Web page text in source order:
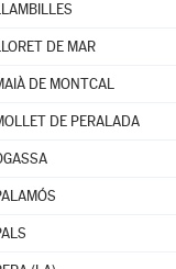
DE MAR
DE MONTCAL
DE PERALADA